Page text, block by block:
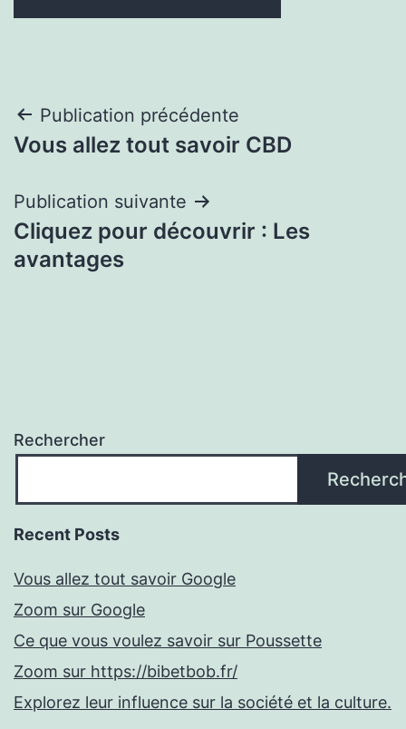
Navigation
de
l’article
Publication précédente
Vous allez tout savoir CBD
Publication suivante
Cliquez pour découvrir : Les
avantages
Rechercher
Recent Posts
Vous allez tout savoir Google
Zoom sur Google
Ce que vous voulez savoir sur Poussette
Zoom sur https://bibetbob.fr/
Explorez leur influence sur la société et la culture.